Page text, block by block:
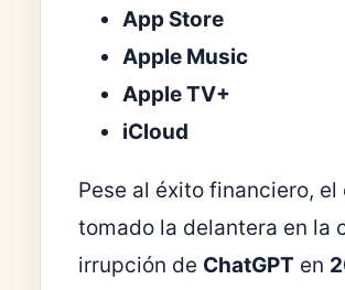
App Store
Apple Music
Apple TV+
iCloud
Pese al éxito financiero,
tomado la delantera en la
irrupción de ChatGPT en